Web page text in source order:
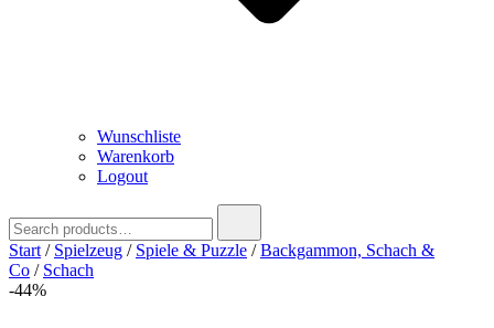
Wunschliste
Warenkorb
Logout
for:
Start / Spielzeug / Spiele & Puzzle /Backgammon, Schach &
Co / Schach
-44%